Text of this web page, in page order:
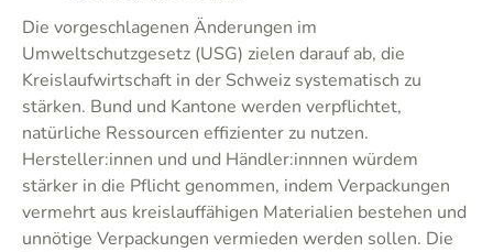
Die vorgeschlagenen Änderungen im
Umweltschutzgesetz (USG) zielen darauf ab, die
Kreislaufwirtschaft in der Schweiz systematisch zu
stärken. Bund und Kantone werden verpflichtet,
natürliche Ressourcen effizienter zu nutzen.
Hersteller:innen und und Händler:innnen würdem
stärker in die Pflicht genommen, indem Verpackungen
vermehrt aus kreislauffähigen Materialien bestehen und
unnötige Verpackungen vermieden werden sollen. Die